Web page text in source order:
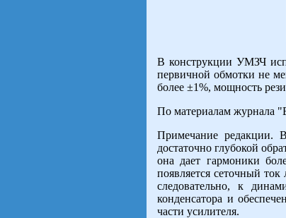
В конструкции УМЗЧ
первичной обмотки не
более ±1%, мощность
По материалам журнала
Примечание редакции.
достаточно глубокой
она дает гармоники
появляется сеточный
следовательно, к
конденсатора и
части усилителя.